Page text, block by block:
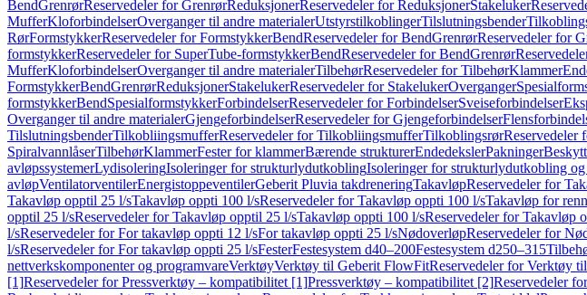
BendGrenrørReservedeler for GrenrørReduksjonerReservedeler for ReduksjonerStakeluker
MufferKloforbindelserOverganger til andre materialerUtstyrstilkoblingerTilslutningsbender
RørFormstykkerReservedeler for FormstykkerBendReservedeler for BendGrenrørReservedeler for
formstykkerReservedeler for SuperTube-formstykkerBendReservedeler for BendGrenrør
MufferKloforbindelserOverganger til andre materialerTilbehørReservedeler for TilbehørKlammer
FormstykkerBendGrenrørReduksjonerStakelukerReservedeler for StakelukerOverganger
formstykkerBendSpesialformstykkerForbindelserReservedeler for ForbindelserSveiseforbindelser
Overganger til andre materialerGjengeforbindelserReservedeler for Gjengeforbindelser
TilslutningsbenderTilkobliingsmufferReservedeler for TilkobliingsmufferTilkoblingsrørReservedeler
SpiralvannlåserTilbehørKlammerFester for klammerBærende strukturerEndedekslerPakninger
avløpssystemerLydisoleringIsoleringer for strukturlydutkoblingIsoleringer for strukturlydutkobling
avløpVentilatorventilerEnergistoppeventilerGeberit Pluvia takdreneringTakavløpReservedeler for
Takavløp opptil 25 l/sTakavløp oppti 100 l/sReservedeler for Takavløp oppti 100 l/sTakavløp for
opptil 25 l/sReservedeler for Takavløp opptil 25 l/sTakavløp oppti 100 l/sReservedeler for Takavløp
l/sReservedeler for For takavløp oppti 12 l/sFor takavløp oppti 25 l/sNødoverløpReservedeler for
l/sReservedeler for For takavløp oppti 25 l/sFesterFestesystem d40–200Festesystem d250–315
nettverkskomponenter og programvareVerktøyVerktøy til Geberit FlowFitReservedeler for Verktøy
[1]Reservedeler for Pressverktøy – kompatibilitet [1]Pressverktøy – kompatibilitet [2]Reservedeler